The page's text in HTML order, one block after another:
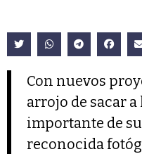
Con nuevos
arrojo de sacar
importante de
reconocida